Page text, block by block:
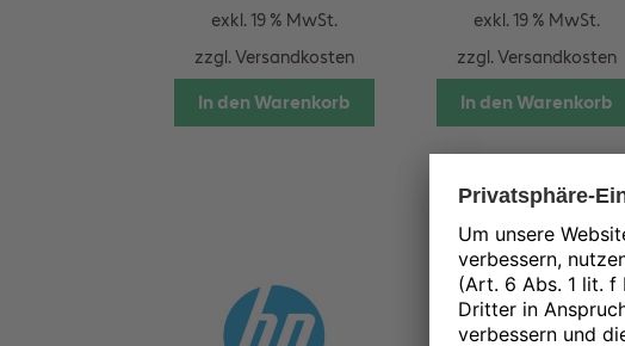
exkl. 19 % MwSt.
zzgl. Versandkosten
In den Warenkorb
exkl. 19 % MwSt.
zzgl.Versandkosten
In den Warenkorb